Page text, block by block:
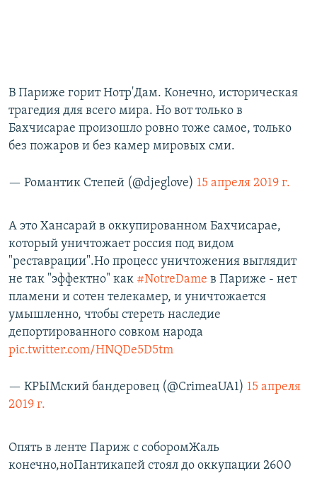
В Париже горит Нотр'Дам. Конечно, историческая
трагедия для всего мира. Но вот только в
Бахчисарае произошло ровно тоже самое, только
без пожаров и без камер мировых сми.
— Романтик Степей (@djeglove) 15 апреля 2019 г.
А это Хансарай в оккупированном Бахчисарае,
который уничтожает россия под видом
"реставрации".Но процесс уничтожения выглядит
не так "эффектно" как #NotreDame в Париже - нет
пламени и сотен телекамер, и уничтожается
умышленно, чтобы стереть наследие
депортированного совком народа
pic.twitter.com/HNQDe5D5tm
— КРЫМский бандеровец (@CrimeaUA1) 15 апреля
2019 г.
Опять в ленте Париж с соборомЖаль
конечно,ноПантикапей стоял до оккупации 2600